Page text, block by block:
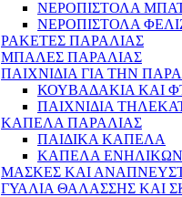
ΝΕΡΟΠΙΣΤΟΛΑ
ΝΕΡΟΠΙΣΤΟΛΑ
ΡΑΚΕΤΕΣ ΠΑΡΑΛΙΑΣ
ΜΠΑΛΕΣ ΠΑΡΑΛΙΑΣ
ΠΑΙΧΝΙΔΙΑ ΓΙΑ ΤΗΝ
ΚΟΥΒΑΔΑΚΙΑ ΚΑΙ
ΠΑΙΧΝΙΔΙΑ
ΚΑΠΕΛΑ ΠΑΡΑΛΙΑΣ
ΠΑΙΔΙΚΑ ΚΑΠΕΛΑ
ΚΑΠΕΛΑ ΕΝΗΛΙΚΩΝ
ΜΑΣΚΕΣ ΚΑΙ
ΓΥΑΛΙΑ ΘΑΛΑΣΣΗΣ ΚΑΙ